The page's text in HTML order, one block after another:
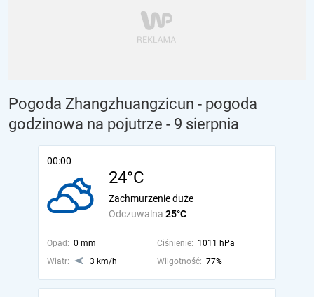
Pogoda Zhangzhuangzicun - pogoda
godzinowa na pojutrze - 9 sierpnia
00:00
24°C
Odczuwalna 25°C
Zachmurzenie duże
Opad: 0 mm Ciśnienie: 1011 hPa
Wiatr:
3 km/h Wilgotność: 77%